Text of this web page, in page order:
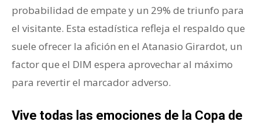
probabilidad de empate y un 29% de triunfo para
el visitante. Esta estadística refleja el respaldo que
suele ofrecer la afición en el Atanasio Girardot, un
factor que el DIM espera aprovechar al máximo
para revertir el marcador adverso.
Vive todas las emociones de la Copa de